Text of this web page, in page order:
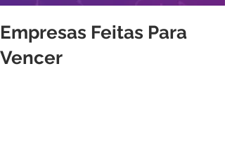
Empresas Feitas Para
Vencer